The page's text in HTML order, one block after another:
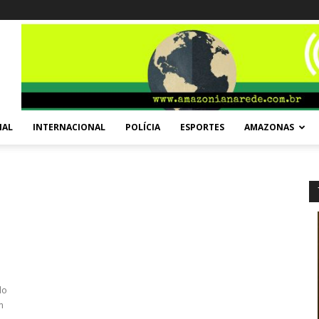
INTERNACIONAL POLÍCIA ESPORTES AMAZONAS